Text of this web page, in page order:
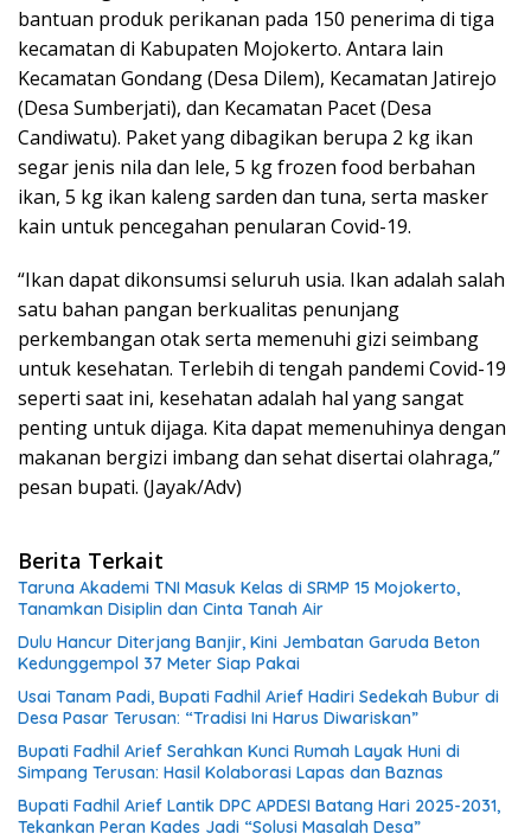
bantuan produk perikanan pada 150 penerima di tiga
kecamatan di Kabupaten Mojokerto. Antara lain
Kecamatan Gondang (Desa Dilem), Kecamatan Jatirejo
(Desa Sumberjati), dan Kecamatan Pacet (Desa
Candiwatu). Paket yang dibagikan berupa 2 kg ikan
segar jenis nila dan lele, 5 kg frozen food berbahan
ikan, 5 kg ikan kaleng sarden dan tuna, serta masker
kain untuk pencegahan penularan Covid-19.
“Ikan dapat dikonsumsi seluruh usia. Ikan adalah salah
satu bahan pangan berkualitas penunjang
perkembangan otak serta memenuhi gizi seimbang
untuk kesehatan. Terlebih di tengah pandemi Covid-19
seperti saat ini, kesehatan adalah hal yang sangat
penting untuk dijaga. Kita dapat memenuhinya dengan
makanan bergizi imbang dan sehat disertai olahraga,”
pesan bupati. (Jayak/Adv)
Berita Terkait
Taruna Akademi TNI Masuk Kelas di SRMP 15 Mojokerto,
Tanamkan Disiplin dan Cinta Tanah Air
Dulu Hancur Diterjang Banjir, Kini Jembatan Garuda Beton
Kedunggempol 37 Meter Siap Pakai
Usai Tanam Padi, Bupati Fadhil Arief Hadiri Sedekah Bubur di
Desa Pasar Terusan: “Tradisi Ini Harus Diwariskan”
Bupati Fadhil Arief Serahkan Kunci Rumah Layak Huni di
Simpang Terusan: Hasil Kolaborasi Lapas dan Baznas
Bupati Fadhil Arief Lantik DPC APDESI Batang Hari 2025-2031,
Tekankan Peran Kades Jadi “Solusi Masalah Desa”